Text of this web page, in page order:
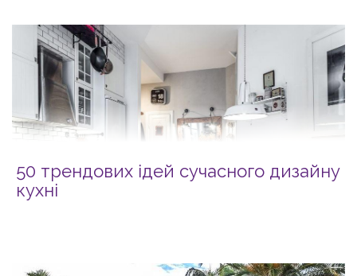
50 трендових ідей сучасного дизайну
кухні